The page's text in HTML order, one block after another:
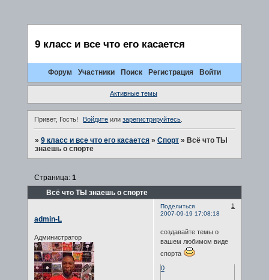
9 класс и все что его касается
Форум Участники Поиск Регистрация Войти
Активные темы
Привет, Гость! Войдите илизарегистрируйтесь.
» 9 класс и все что его касается » Спорт » Всё что ТЫ
знаешь о спорте
Всё что ТЫ знаешь о спорте
Страница: 1
Поделиться
1
2007-09-19 17:08:18
admin-L
Администратор
создавайте темы о
вашем любимом виде
спорта
0